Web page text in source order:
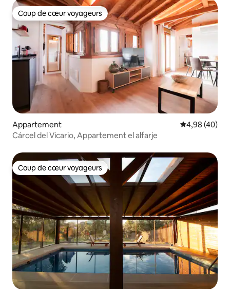
Coup de cœur voyageurs
Coup de cœur voyageurs
Appartement Évaluation
4,98 (40)
Cárcel del Vicario, Appartement el alfarje
Coup de cœur voyageurs
Coup de cœur voyageurs